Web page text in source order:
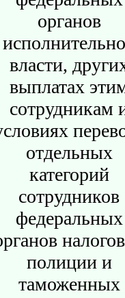
органов
власти,
выплатах
сотрудникам
отдельных
категорий
сотрудников
федеральных
полиции и
таможенных